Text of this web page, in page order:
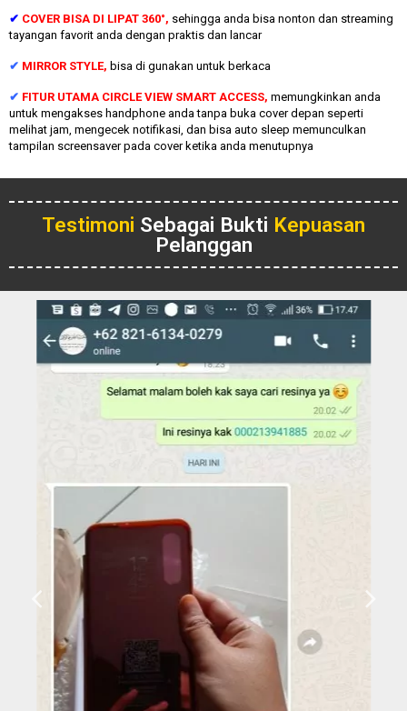
✔ COVER BISA DI LIPAT 360°, sehingga anda bisa nonton dan streaming
tayangan favorit anda dengan praktis dan lancar
✔ MIRROR STYLE, bisa di gunakan untuk berkaca
✔ FITUR UTAMA CIRCLE VIEW SMART ACCESS, memungkinkan anda
untuk mengakses handphone anda tanpa buka cover depan seperti
melihat jam, mengecek notifikasi, dan bisa auto sleep memunculkan
tampilan screensaver pada cover ketika anda menutupnya
Testimoni Sebagai Bukti Kepuasan
Pelanggan